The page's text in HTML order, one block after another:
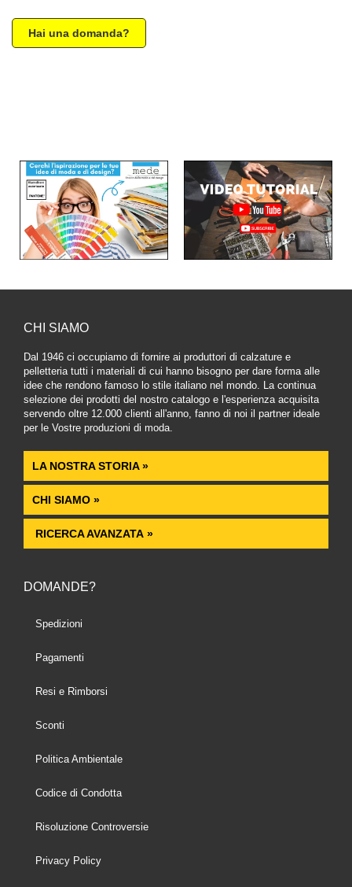
Hai una domanda?
CHI SIAMO
Dal 1946 ci occupiamo di fornire ai produttori di calzature e
pelletteria tutti i materiali di cui hanno bisogno per dare forma alle
idee che rendono famoso lo stile italiano nel mondo. La continua
selezione dei prodotti del nostro catalogo e l'esperienza acquisita
servendo oltre 12.000 clienti all'anno, fanno di noi il partner ideale
per le Vostre produzioni di moda.
LA NOSTRA STORIA »
CHI SIAMO »
RICERCA AVANZATA »
DOMANDE?
Spedizioni
Pagamenti
Resi e Rimborsi
Sconti
Politica Ambientale
Codice di Condotta
Risoluzione Controversie
Privacy Policy